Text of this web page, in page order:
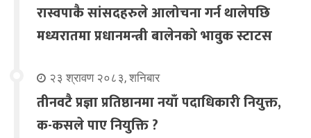
रास्वपाकै सांसदहरुले आलोचना गर्न थालेपछि
मध्यरातमा प्रधानमन्त्री बालेनको भावुक स्टाटस
२३ श्रावण २०८३, शनिबार
तीनवटै प्रज्ञा प्रतिष्ठानमा नयाँ पदाधिकारी नियुक्त,
क-कसले पाए नियुक्ति ?